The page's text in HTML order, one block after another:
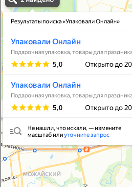
© 2021-2025, ООО "УПАКОВАЛИ ОНЛАЙН"